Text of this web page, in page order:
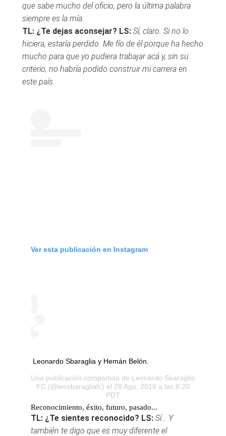
que sabe mucho del oficio, pero la última palabra
siempre es la mía.
TL: ¿Te dejas aconsejar? LS: Sí, claro. Si no lo
hiciera, estaría perdido. Me fío de él porque ha hecho
mucho para que yo pudiera trabajar acá y, sin su
criterio, no habría podido construir mi carrera en
este país.
Ver esta publicación en Instagram
Leonardo Sbaraglia y Hemán Belón.
Una publicación compartida de Leonardo Sbaraglia
FC (@leosbaragliafc) el 28 Ago, 2016 a las 8:20
PDT
Reconocimiento, éxito, futuro, pasado...
TL: ¿Te sientes reconocido? LS: Sí… Y
también te digo que es muy diferente el